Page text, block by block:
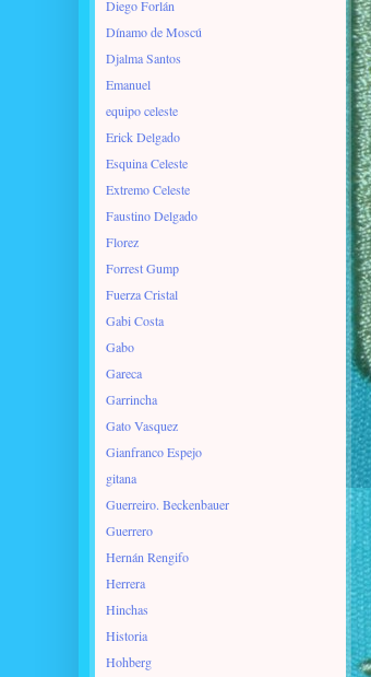
Diego Forlán
Dínamo de Moscú
Djalma Santos
Emanuel
equipo celeste
Erick Delgado
Esquina Celeste
Extremo Celeste
Faustino Delgado
Florez
Forrest Gump
Fuerza Cristal
Gabi Costa
Gabo
Gareca
Garrincha
Gato Vasquez
Gianfranco Espejo
gitana
Guerreiro. Beckenbauer
Guerrero
Hernán Rengifo
Herrera
Hinchas
Historia
Hohberg